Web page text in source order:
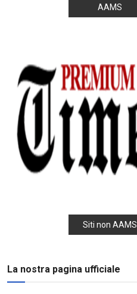
AAMS
Siti non AAMS
La nostra pagina ufficiale